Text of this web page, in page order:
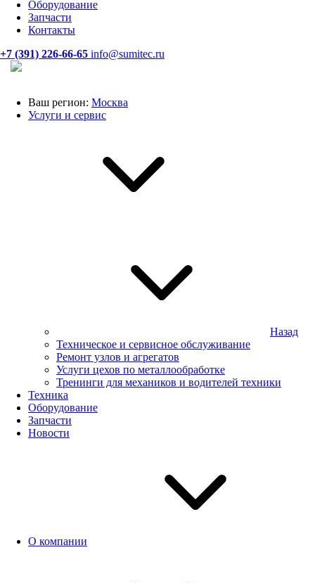
Оборудование
Запчасти
Контакты
+7 (391) 226-66-65 info@sumitec.ru
Ваш регион: Москва
Услуги и сервис
Назад
Техническое и сервисное обслуживание
Ремонт узлов и агрегатов
Услуги цехов по металлообработке
Тренинги для механиков и водителей техники
Техника
Оборудование
Запчасти
Новости
О компании